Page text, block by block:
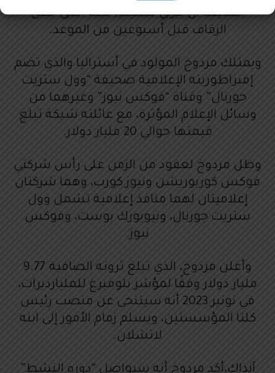
المذيعة آن ليزلي سميث، لكنّه ألغى حفل
الزفاف قبل أسبوعين من الموعد.
ويمتلك مردوخ المولود في أستراليا والذي تضم
إمبراطوريته الإعلامية صحيفة “وول ستريت
جورنال” وقناة “فوكس نيوز” وغيرهما من
وسائل الإعلام المؤثرة، مع عائلته شبكة تبلغ
قيمتها حوالي 20 مليار دولار.
وظل مردوخ لعقود من الزمن على رأس شركتي
فوكس كوربوريشن ونيوز كورب، وهما شركتان
إعلاميتان لهما منافذ إعلامية تشمل وول
ستريت جورنال، ونيويورك بوست، وفوكس
نيوز.
وأعلن مردوخ، الذي تبلغ ثروته الصافية 9.77
مليار دولار وفقًا لمؤشر بلومبرغ للمليارديرات،
في نونبر 2023 أنه سيتنحى عن منصب رئيس
كلتا المؤسستين، ويسلم زمام الأمور إلى ابنه
لاتشلان.
آنذاك،أكد مردوخ أنه سيواصل “دوره النشط”